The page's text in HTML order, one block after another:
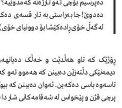
دەپرسیم بۆچی ئەو تارژەنە
دەدوێ! جا بەراستی بە تار قسەی
لەگەڵ خۆی ڕادەکێشا بۆ دوونیای خۆی)١
ڕۆژێک کە تاو هەڵدێت و خەڵک
دیمەنێکی دڵتەزێن دەبینن کە هەموو ئەو
تاسەوە باسی دەکەین. ئەوان دەبینن کە
پرچی قژن و پێخواس لە شەقامەکانی شار دا